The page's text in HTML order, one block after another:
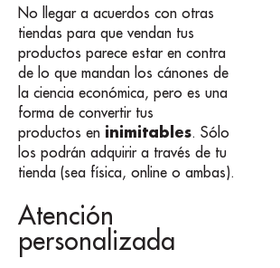
No llegar a acuerdos con otras
tiendas para que vendan tus
productos parece estar en contra
de lo que mandan los cánones de
la ciencia económica, pero es una
forma de convertir tus
productos en inimitables. Sólo
los podrán adquirir a través de tu
tienda (sea física, online o ambas).
Atención
personalizada